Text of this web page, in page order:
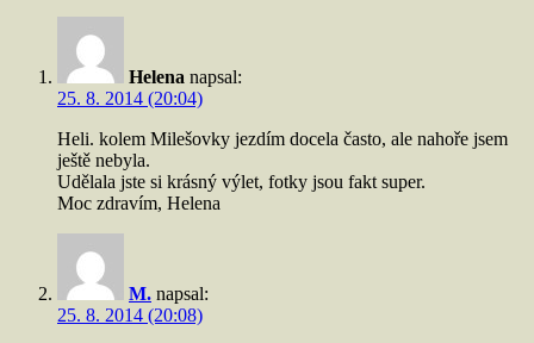
Helena napsal:
25. 8. 2014 (20:04)
Heli. kolem Milešovky jezdím docela často, ale nahoře jsem
ještě nebyla.
Udělala jste si krásný výlet, fotky jsou fakt super.
Moc zdravím, Helena
M. napsal:
25. 8. 2014 (20:08)